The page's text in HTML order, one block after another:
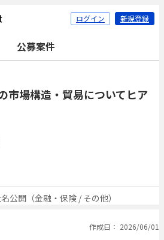
ログイン 新規登録
公募案件
市場構造・貿易についてヒア
公開（金融・保険 / その他）
作成日： 2026/06/01